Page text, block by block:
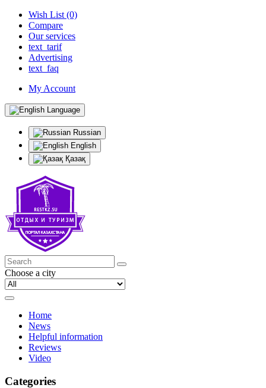
Wish List (0)
Compare
Our services
text_tarif
Advertising
text_faq
My Account
Language
Russian
English
Қазақ
Choose a city
Home
News
Helpful information
Reviews
Video
Categories